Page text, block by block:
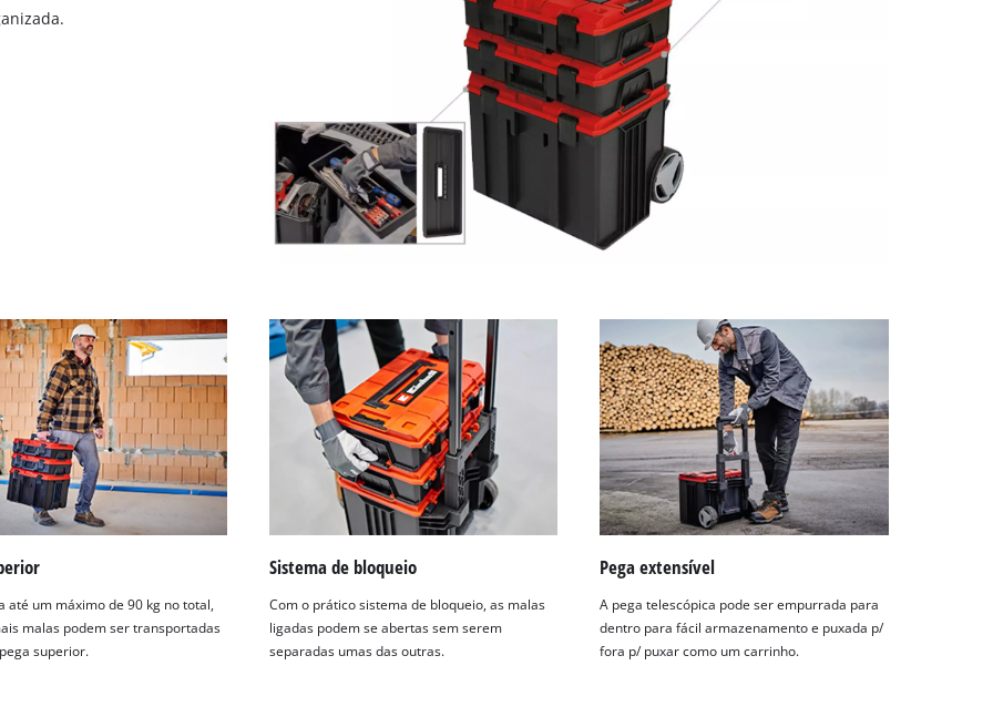
até um máximo de 90 kg no total,
malas podem ser transportadas
superior.
Sistema de bloqueio
Com o prático sistema de bloqueio, as malas
ligadas podem se abertas sem serem
separadas umas das outras.
Pega extensível
A pega telescópica pode ser empurrada para
dentro para fácil armazenamento e puxada p/
fora p/ puxar como um carrinho.